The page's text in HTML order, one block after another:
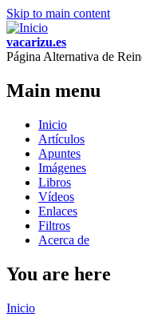
Skip to main content
vacarizu.es
Página Alternativa de
Main menu
Inicio
Artículos
Apuntes
Imágenes
Libros
Vídeos
Enlaces
Filtros
Acerca de
You are here
Inicio